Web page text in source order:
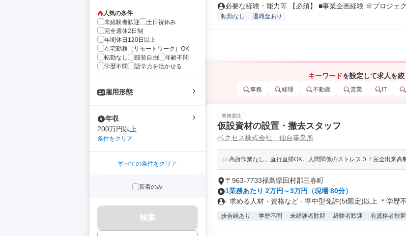
人気の条件
未経験者歓迎
土日祝休み
完全週休2日制
年間休日120日以上
在宅勤務（リモートワーク）OK
転勤なし
服装自由
年齢不問
学歴不問
語学力を活かせる
雇用形態
年収
200万円以上
条件をクリア
すべての条件をクリア
新着のみ
検索
必要な経験・能力等 【必須】 ■事業企画経験 ※プロジェク
転勤なし 退職金あり
キーワードを設定して求人を
事務 経理 不動産 営業 IT
業務委託
仮設資材の設置・撤去スタッフ
ベクセス株式会社 仙台事業所
高所作業なし。直行直帰OK。人間関係のストレス０！完全出来
〒963-7733福島県田村郡三春町
1業務あたり 2万円～3万円（現場 80分）
- 求める人材・資格など - 準中型免許(5t限定)以上 ＊学歴不
歩合給あり 学歴不問 未経験者歓迎 経験者歓迎 有資格者歓迎